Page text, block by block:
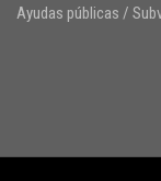
Ayudas públicas /